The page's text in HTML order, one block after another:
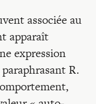
associée au
apparaît
expression
R.